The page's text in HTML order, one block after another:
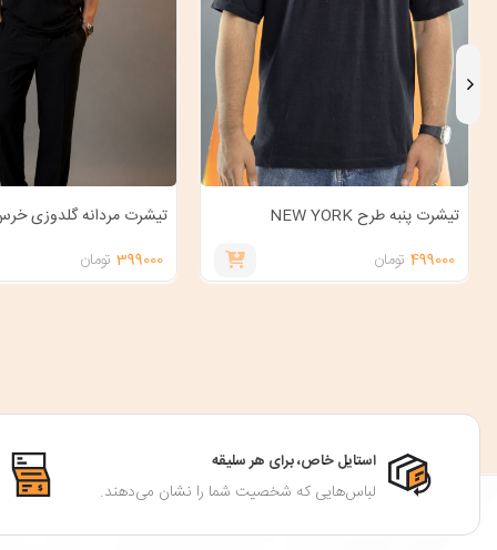
تیشرت پنبه طرح NEW YORK
499000 تومان
تیشرت مردانه گلدوزی
399000 تومان
استایل خاص، برای هر سلیقه
لباس‌هایی که شخصیت شما را نشان می‌دهند.